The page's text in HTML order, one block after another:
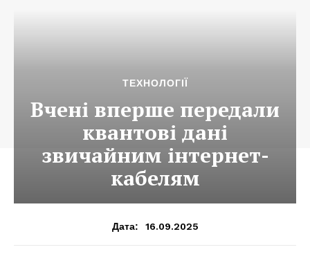
ТЕХНОЛОГІЇ
Вчені вперше передали
квантові дані
звичайним інтернет-
кабелям
Дата: 16.09.2025